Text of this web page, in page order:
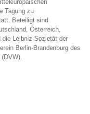
Tagung zu
Beteiligt sind
Österreich,
die Leibniz-Sozietät der
Berlin-Brandenburg des